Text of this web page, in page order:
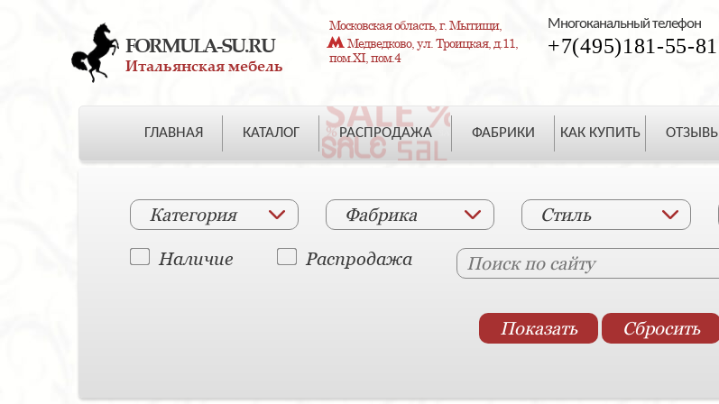
FORMULA-SU.RU
Итальянская мебель
Московская область, г. Мытищи,
Медведково, ул. Троицкая, д.11,
пом.XI, пом.4
Многоканальный телефон
+7(495)181-55-81
ГЛАВНАЯ КАТАЛОГ РАСПРОДАЖА ФАБРИКИ КАК КУПИТЬ ОТЗЫВЫ
Категория Фабрика Стиль
Наличие Распродажа